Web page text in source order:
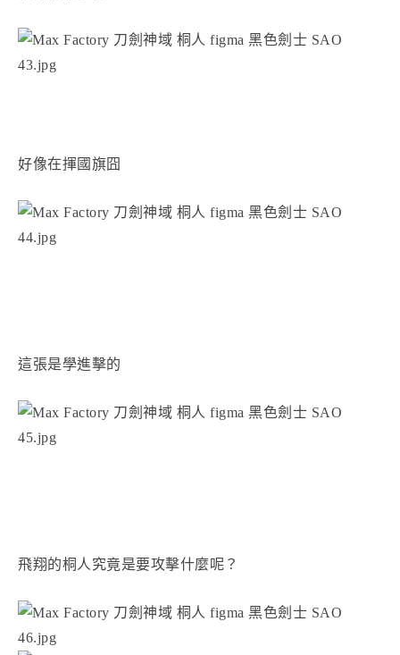
好像在揮國旗囧
這張是學進擊的
飛翔的桐人究竟是要攻擊什麼呢？